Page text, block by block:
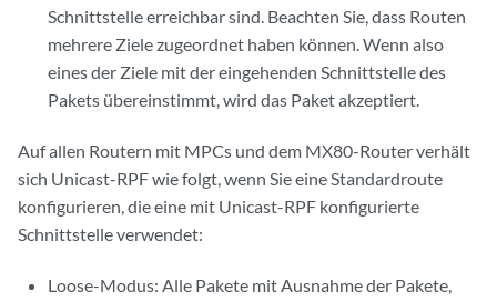
Schnittstelle erreichbar sind. Beachten Sie, dass Routen
mehrere Ziele zugeordnet haben können. Wenn also
eines der Ziele mit der eingehenden Schnittstelle des
Pakets übereinstimmt, wird das Paket akzeptiert.
Auf allen Routern mit MPCs und dem MX80-Router verhält
sich Unicast-RPF wie folgt, wenn Sie eine Standardroute
konfigurieren, die eine mit Unicast-RPF konfigurierte
Schnittstelle verwendet:
Loose-Modus: Alle Pakete mit Ausnahme der Pakete,